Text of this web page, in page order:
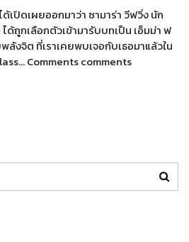
เปิดเผยออกมาว่า ซามาร่า วีฟวิ่ง นัก
ถูกเลือกตัวเข้ามารับบทเป็น เอ็มม่า ฟ
งจิต ที่เราเคยพบเจอกับเธอมาแล้วใน
Comments comments